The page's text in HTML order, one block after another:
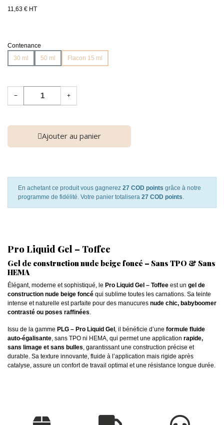
11,63 € HT
Contenance
30 ml
50 ml Flacon 15 ml
− +
Ajouter au panier
En achetant ce produit vous gagnerez 27 COD points grâce à notre
programme de fidélité. Votre panier totalisera 27 COD points.
Pro Liquid Gel – Toffee
Gel de construction nude beige foncé – Sans TPO & Sans
HEMA
Élégant, moderne et sophistiqué, le Pro Liquid Gel – Toffee est un gel de
construction nude beige foncé qui sublime toutes les carnations. Sa teinte
intense et naturelle est parfaite pour des manucures nude chic, babyboomer
contrasté ou poses raffinées.
Issu de la gamme PLG – Pro Liquid Gel, il bénéficie d’une formule fluide
auto-égalisante, sans TPO ni HEMA, qui permet une application rapide,
sans limage et sans bulles, garantissant une construction précise et
durable. Sa texture innovante, fluide à l’application mais rigide après
catalyse, assure un confort de travail optimal et une résistance longue durée.